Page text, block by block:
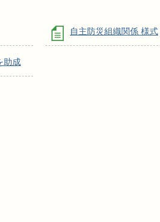
自主防災組織関係 様式
助成